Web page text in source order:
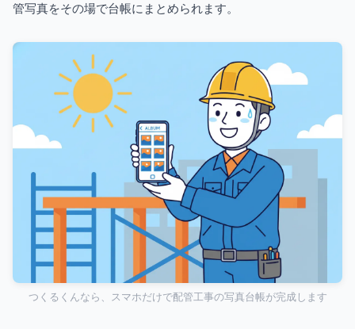
管写真をその場で台帳にまとめられます。
つくるくんなら、スマホだけで配管工事の写真台帳が完成します